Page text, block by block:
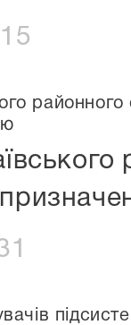
районного